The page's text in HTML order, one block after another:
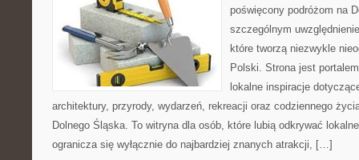
poświęcony podróżom na
szczególnym
które tworzą niezwykle
Polski. Strona jest
lokalne inspiracje
architektury, przyrody, wydarzeń, rekreacji oraz codziennego
Dolnego Śląska. To witryna dla osób, które lubią odkrywać
ogranicza się wyłącznie do najbardziej znanych atrakcji, […]